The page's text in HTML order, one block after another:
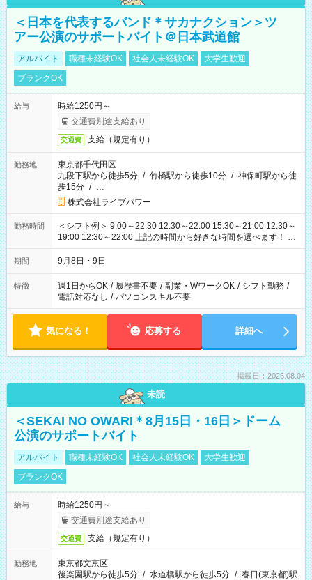
＜日本を代表するバンド＊サカナクション＞ツ
アー公演のサポートバイト＠日本武道館
アルバイト 職種未経験OK 社会人未経験OK
大学生歓迎
ブランクOK
給与
時給1250円～
交通費別途支給あり
交通費 支給（規定有り）
勤務地
東京都千代田区
九段下駅から徒歩5分 / 竹橋駅から徒歩10分 / 神保町駅から徒
歩15分 / …
株式会社ライブパワー
勤務時間
＜シフト例＞ 9:00～22:30 12:30～22:00 15:30～21:00 12:30～
19:00 12:30～22:00 上記の時間から好きな時間を選べます！ ※
時間は変更となる可能性があります
期間 9月8日・9日
特徴 週1日からOK / 履歴書不要 / 副業・WワークOK / シフト勤務 /
電話対応なし / パソコンスキル不要
気になる！ 応募する 詳細へ
掲載日：2026.08.04
未読
＜SEKAI NO OWARI＊8月15日・16日＞ドーム
公演のサポートバイト
アルバイト 職種未経験OK 社会人未経験OK
大学生歓迎
ブランクOK
給与
時給1250円～
交通費別途支給あり
交通費 支給（規定有り）
勤務地
東京都文京区
後楽園駅から徒歩5分 / 水道橋駅から徒歩5分 / 春日(東京都)駅